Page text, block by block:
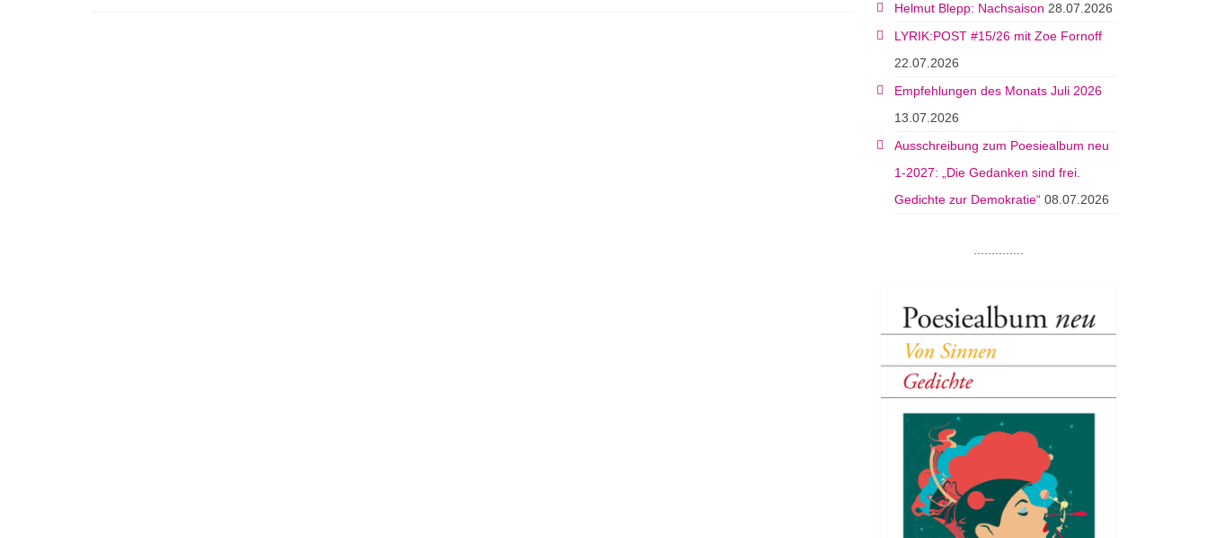
Helmut Blepp: Nachsaison 28.07.2026
LYRIK:POST #15/26 mit Zoe Fornoff
22.07.2026
Empfehlungen des Monats Juli 2026
13.07.2026
Ausschreibung zum Poesiealbum neu
1-2027: „Die Gedanken sind frei.
Gedichte zur Demokratie“ 08.07.2026